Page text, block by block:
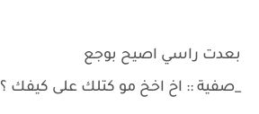
بعدت راسي اصيح بوجع
_صفية :: اخ اخخ مو كتلك على كيفك ؟